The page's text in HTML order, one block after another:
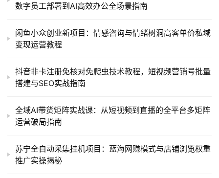
数字员工部署到AI高效办公全场景指南
闲鱼小众创业新项目：情感咨询与情绪树洞高客单价私域
变现运营教程
抖音非卡注册免核对免爬虫技术教程，短视频营销号批量
搭建与SEO实战指南
全域AI带货矩阵实战课：从短视频到直播的全平台多矩阵
运营破局指南
苏宁全自动采集挂机项目：蓝海网赚模式与店铺浏览权重
推广实操揭秘